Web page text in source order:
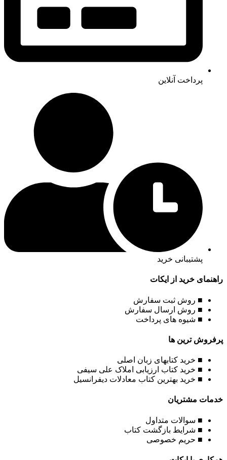
پرداخت آنلاین
پشتیبانی خرید
راهنمای خرید از ایکات
■ روش ثبت سفارش
■ روش ارسال سفارش
■ شیوه های پرداخت
پرفروش ترین ها
■ خرید کتابهای زبان اصلی
■ خرید کتاب ارزیابی املاک علی سیفی
■ خرید بهترین کتاب معادلات دیفرانسیل
خدمات مشتریان
■ سوالات متداول
■ شرایط بازگشت کتاب
■ حریم خصوصی